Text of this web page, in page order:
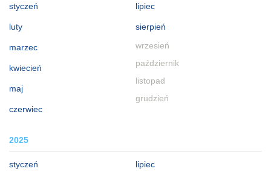
styczeń
luty
marzec
kwiecień
maj
czerwiec
lipiec
sierpień
wrzesień
październik
listopad
grudzień
2025
styczeń lipiec